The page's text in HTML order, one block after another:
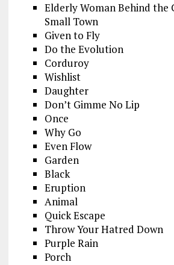
Elderly Woman Behind the
Small Town
Given to Fly
Do the Evolution
Corduroy
Wishlist
Daughter
Don’t Gimme No Lip
Once
Why Go
Even Flow
Garden
Black
Eruption
Animal
Quick Escape
Throw Your Hatred Down
Purple Rain
Porch